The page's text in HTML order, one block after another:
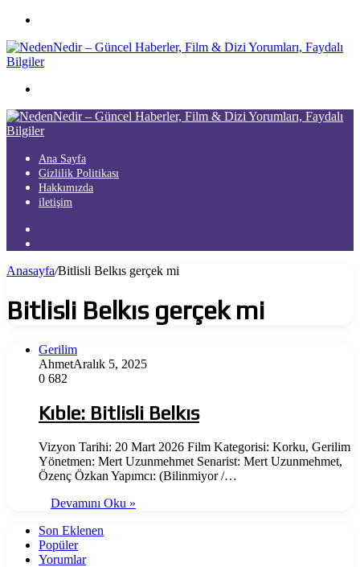
...
Ana Sayfa
Gizlilik Politikası
Hakkımızda
iletişim
...
Anasayfa/Bitlisli Belkıs gerçek mi
Bitlisli Belkıs gerçek mi
Gerilim
AhmetAralık 5, 2025
0 682
Kıble: Bitlisli Belkıs
Vizyon Tarihi: 20 Mart 2026 Film Kategorisi: Korku, Gerilim
Yönetmen: Mert Uzunmehmet Senarist: Mert Uzunmehmet,
Özenç Özkan Yapımcı: (Bilinmiyor /…
Devamını Oku »
Son Eklenen
Popüler
Yorumlar